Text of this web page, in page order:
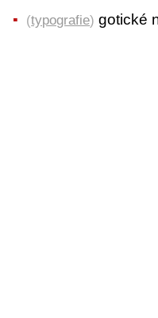
(typografie) gotické